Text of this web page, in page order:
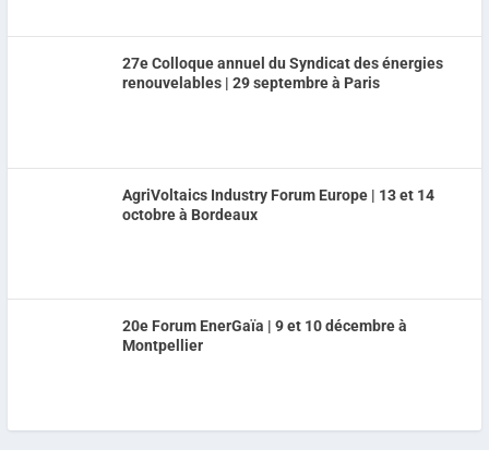
27e Colloque annuel du Syndicat des énergies
renouvelables | 29 septembre à Paris
AgriVoltaics Industry Forum Europe | 13 et 14
octobre à Bordeaux
20e Forum EnerGaïa | 9 et 10 décembre à
Montpellier